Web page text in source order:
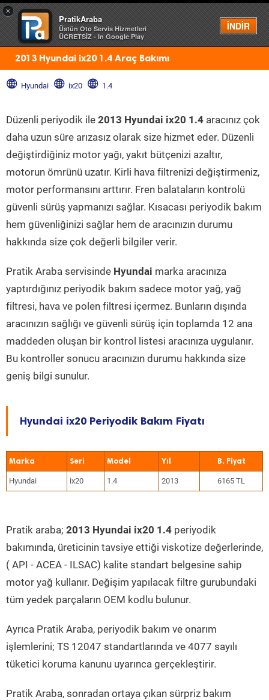
×
PratikAraba
Üstün Oto Servis Hizmetleri
ÜCRETSİZ - In Google Play
İNDİR
Menü
2013 Hyundai ix20 1.4 Araç Bakımı
Hyundai ix20 1.4
Düzenli periyodik ile 2013 Hyundai ix20 1.4 aracınız çok
daha uzun süre arızasız olarak size hizmet eder. Düzenli
değiştirdiğiniz motor yağı, yakıt bütçenizi azaltır,
motorun ömrünü uzatır. Kirli hava filtrenizi değiştirmeniz,
motor performansını arttırır. Fren balataların kontrolü
güvenli sürüş yapmanızı sağlar. Kısacası periyodik bakım
hem güvenliğinizi sağlar hem de aracınızın durumu
hakkında size çok değerli bilgiler verir.
Pratik Araba servisinde Hyundai marka aracınıza
yaptırdığınız periyodik bakım sadece motor yağ, yağ
filtresi, hava ve polen filtresi içermez. Bunların dışında
aracınızın sağlığı ve güvenli sürüş için toplamda 12 ana
maddeden oluşan bir kontrol listesi aracınıza uygulanır.
Bu kontroller sonucu aracınızın durumu hakkında size
geniş bilgi sunulur.
Hyundai ix20 Periyodik Bakım Fiyatı
Marka Seri Model Yıl
Hyundai ix20 1.4 2013 6165 TL
Pratik araba; 2013 Hyundai ix20 1.4 periyodik
bakımında, üreticinin tavsiye ettiği viskotize değerlerinde,
( API - ACEA - ILSAC) kalite standart belgesine sahip
motor yağ kullanır. Değişim yapılacak filtre gurubundaki
tüm yedek parçaların OEM kodlu bulunur.
Ayrıca Pratik Araba, periyodik bakım ve onarım
işlemlerini; TS 12047 standartlarında ve 4077 sayılı
tüketici koruma kanunu uyarınca gerçekleştirir.
Pratik Araba, sonradan ortaya çıkan sürpriz bakım